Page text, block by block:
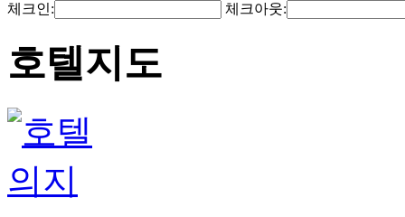
체크인: 체크아웃:
호텔지도